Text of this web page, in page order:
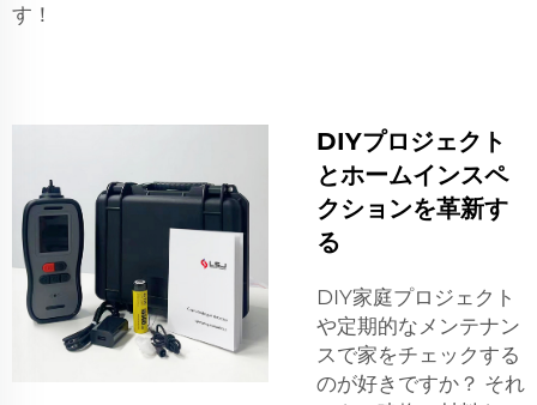
す！
DIYプロジェクト
とホームインスペ
クションを革新す
る
DIY家庭プロジェクト
や定期的なメンテナン
スで家をチェックする
のが好きですか？ それ